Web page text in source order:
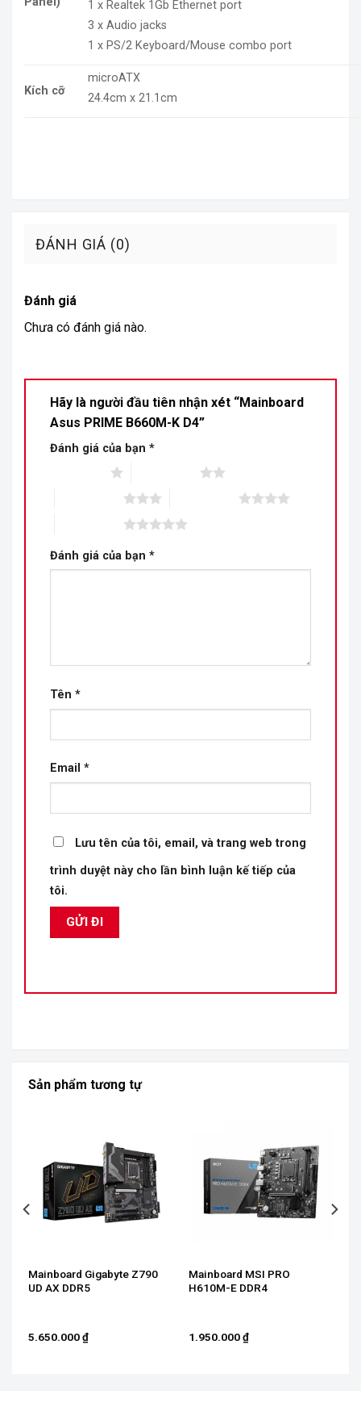
1 x Realtek 1Gb Ethernet port
3 x Audio jacks
1 x PS/2 Keyboard/Mouse combo port
Kích cỡ
microATX
24.4cm x 21.1cm
ĐÁNH GIÁ (0)
Đánh giá
Chưa có đánh giá nào.
Hãy là người đầu tiên nhận xét “Mainboard
Asus PRIME B660M-K D4”
Đánh giá của bạn *
Đánh giá của bạn *
Tên *
Email *
Lưu tên của tôi, email, và trang web trong
trình duyệt này cho lần bình luận kế tiếp của
tôi.
Sản phẩm tương tự
Mainboard Gigabyte Z790
UD AX​ DDR5
5.650.000₫
Mainboard MSI PRO
H610M-E DDR4
1.950.000₫